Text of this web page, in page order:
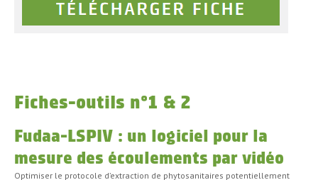
Fiches-outils n°1 & 2
Fudaa-LSPIV : un logiciel pour la
mesure des écoulements par vidéo
Optimiser le protocole d’extraction de phytosanitaires potentiellement